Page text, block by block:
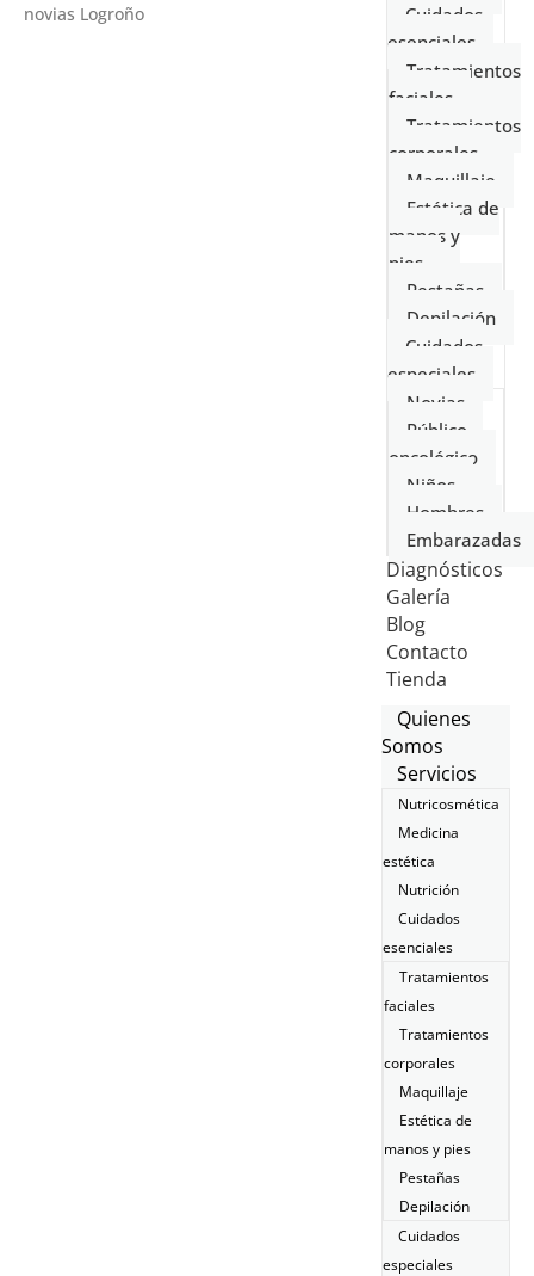
Cuidados
esenciales
Tratamientos
faciales
Tratamientos
corporales
Maquillaje
Estética de
manos y
pies
Pestañas
Depilación
Cuidados
especiales
Novias
Público
oncológico
Niños
Hombres
Embarazadas
Diagnósticos
Galería
Blog
Contacto
Tienda
Quienes
Somos
Servicios
Nutricosmética
Medicina
estética
Nutrición
Cuidados
esenciales
Tratamientos
faciales
Tratamientos
corporales
Maquillaje
Estética de
manos y pies
Pestañas
Depilación
Cuidados
especiales